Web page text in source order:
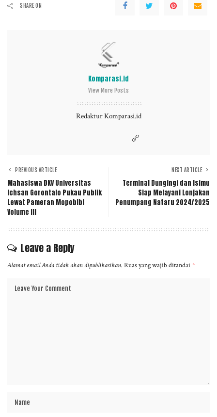
SHARE ON
Komparasi.id
View More Posts
Redaktur Komparasi.id
PREVIOUS ARTICLE
Mahasiswa DKV Universitas
Ichsan Gorontalo Pukau Publik
Lewat Pameran Mopobibi
Volume III
NEXT ARTICLE
Terminal Dungingi dan Isimu
Siap Melayani Lonjakan
Penumpang Nataru 2024/2025
Leave a Reply
Alamat email Anda tidak akan dipublikasikan. Ruas yang wajib ditandai*